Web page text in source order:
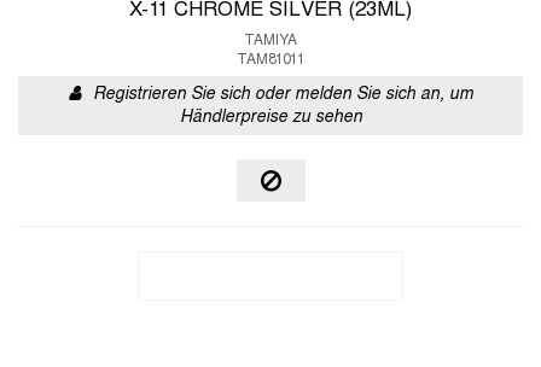
X-11 CHROME SILVER (23ML)
TAMIYA
TAM81011
Registrieren Sie sich oder melden Sie sich an, um
Händlerpreise zu sehen